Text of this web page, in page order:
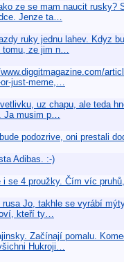
ze se mam naucit rusky?
Jenze ta…
ruky jednu lahev. Kdyz
ze jim n…
just-meme,…
uz chapu, ale teda
Ja musim p…
podozrive, oni prestali
Adibas. :-)
i se 4 proužky. Čím víc
Jo, takhle se vyrábí
kteří ty…
Začínají pomalu.
Hukroji…